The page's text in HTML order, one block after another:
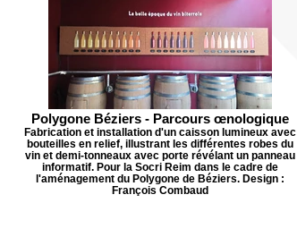
Polygone Béziers - Parcours œnologique
Fabrication et installation d'un caisson lumineux avec
bouteilles en relief, illustrant les différentes robes du
vin et demi-tonneaux avec porte révélant un panneau
informatif. Pour la Socri Reim dans le cadre de
l'aménagement du Polygone de Béziers. Design :
François Combaud